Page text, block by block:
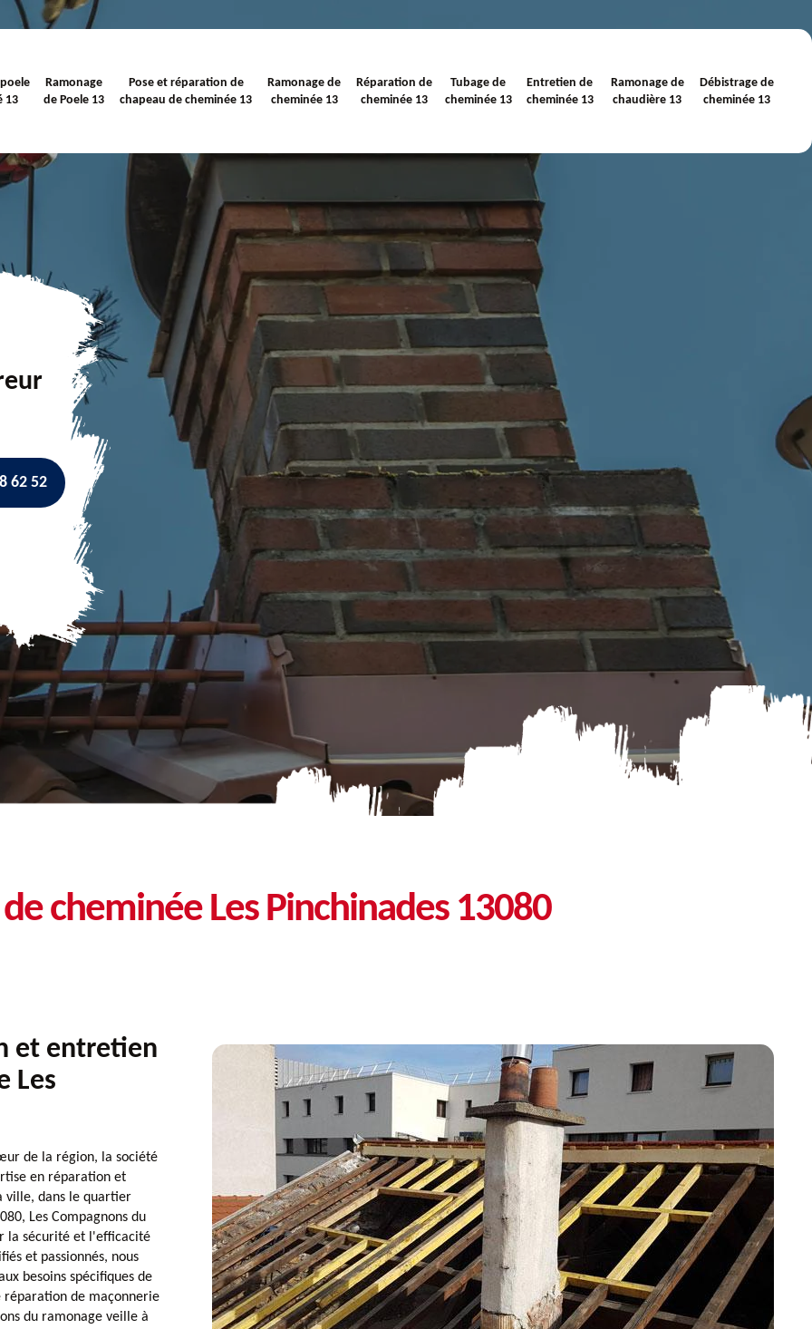
13
Ramonage
de Poele 13
Pose et réparation de
chapeau de cheminée 13
Ramonage de
cheminée 13
Réparation de
cheminée 13
Tubage de
cheminée 13
Entretien de
cheminée 13
Ramonage de
chaudière 13
Débistrage de
cheminée 13
62 52
cheminée Les Pinchinades 13080
et entretien
Les
de la région, la société
en réparation et
ville, dans le quartier
Les Compagnons du
la sécurité et l'efficacité
et passionnés, nous
besoins spécifiques de
réparation de maçonnerie
du ramonage veille à